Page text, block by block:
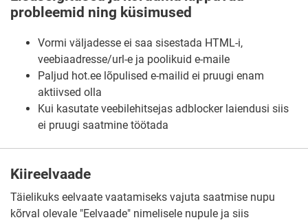
probleemid ning küsimused
Vormi väljadesse ei saa sisestada HTML-i,
veebiaadresse/url-e ja poolikuid e-maile
Paljud hot.ee lõpulised e-mailid ei pruugi enam
aktiivsed olla
Kui kasutate veebilehitsejas adblocker laiendusi siis
ei pruugi saatmine töötada
Kiireelvaade
Täielikuks eelvaate vaatamiseks vajuta saatmise nupu
kõrval olevale "Eelvaade" nimelisele nupule ja siis